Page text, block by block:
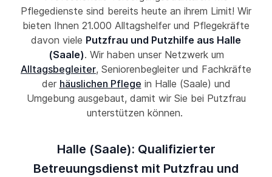
Pflegedienste sind bereits heute an ihrem Limit! Wir
bieten Ihnen 21.000 Alltagshelfer und Pflegekräfte
davon viele Putzfrau und Putzhilfe aus Halle
(Saale). Wir haben unser Netzwerk um
Alltagsbegleiter, Seniorenbegleiter und Fachkräfte
der häuslichen Pflege in Halle (Saale) und
Umgebung ausgebaut, damit wir Sie bei Putzfrau
unterstützen können.
Halle (Saale): Qualifizierter
Betreuungsdienst mit Putzfrau und